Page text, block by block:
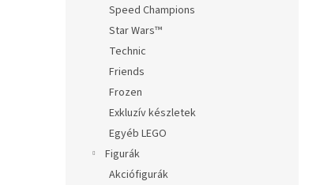
Speed Champions
Star Wars™
Technic
Friends
Frozen
Exkluzív készletek
Egyéb LEGO
Figurák
Akciófigurák